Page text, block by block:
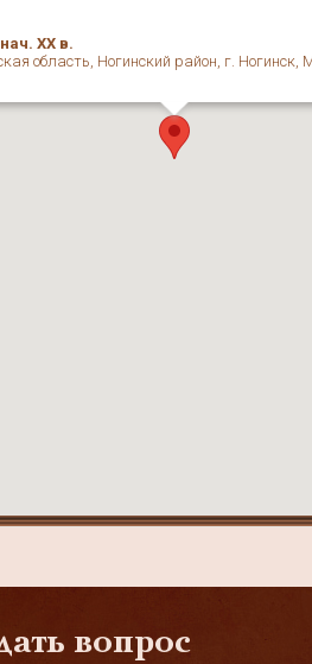
ХХ в.
область, Ногинский район, г. Ногинск,
вопрос